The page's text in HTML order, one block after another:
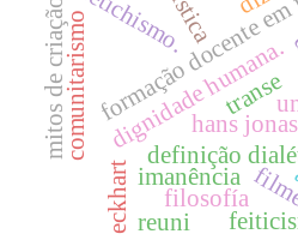
hans jonas
dignidade humana.
definição
formação transe
comunitarismofetichismo.
eckhart imanência
mitos de criação
filosofía
reuni